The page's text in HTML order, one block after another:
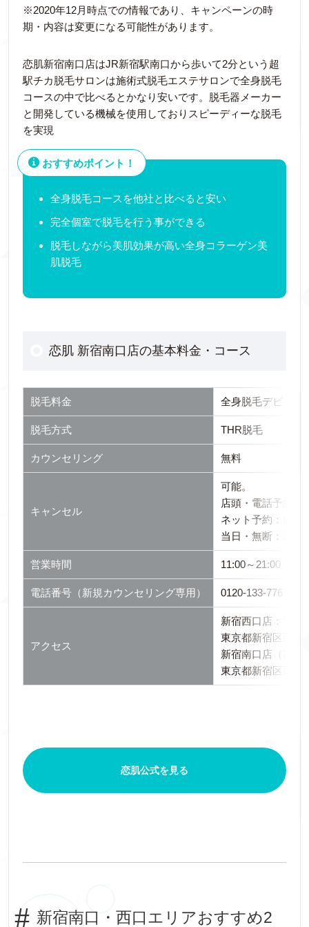
※2020年12月時点での情報であり、キャンペーンの時
期・内容は変更になる可能性があります。
恋肌新宿南口店はJR新宿駅南口から歩いて2分という超
駅チカ脱毛サロンは施術式脱毛エステサロンで全身脱毛
コースの中で比べるとかなり安いです。脱毛器メーカー
と開発している機械を使用しておりスピーディーな脱毛
を実現
おすすめポイント！
全身脱毛コースを他社と比べると安い
完全個室で脱毛を行う事ができる
脱毛しながら美肌効果が高い全身コラーゲン美
肌脱毛
恋肌 新宿南口店の基本料金・コース
脱毛料金 全身脱毛デビュー
脱毛方式 THR脱毛
カウンセリング 無料
キャンセル
可能。
店頭・電話予約：
ネット予約：前日
当日・無断：1回
営業時間 11:00～21:00
電話番号（新規カウンセリング専用） 0120-133-776（
アクセス
新宿西口店：〒
東京都新宿区西新
新宿南口店（改装
東京都新宿区西新
恋肌公式を見る
新宿南口・西口エリアおすすめ2